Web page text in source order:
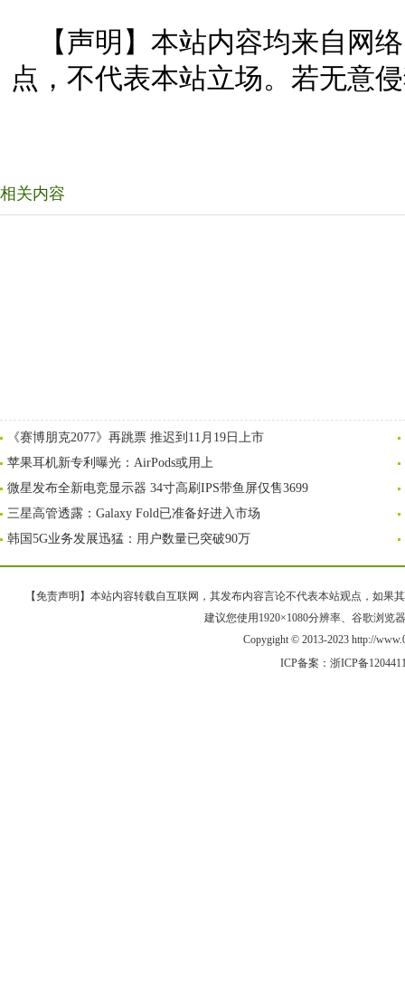
【声明】本站内容均来自网
点，不代表本站立场。若无意
相关内容
《赛博朋克2077》再跳票 推迟到11月19日上市
苹果耳机新专利曝光：AirPods或用上
微星发布全新电竞显示器 34寸高刷IPS带鱼屏仅售3699
三星高管透露：Galaxy Fold已准备好进入市场
韩国5G业务发展迅猛：用户数量已突破90万
【免责声明】本站内容转载自互联网，其发布内容言论不代表本站观点，如果
建议您使用1920×1080分辨率、谷歌浏览
Copygight © 2013-2023 http://
ICP备案： 浙ICP备